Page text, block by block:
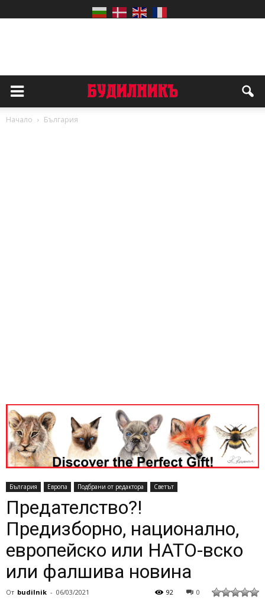
Начало България
България Европа Подбрани от редактора Светът
Предателство?!
Предизборно, национално,
европейско или НАТО-вско
или фалшива новина
От budilnik - 06/03/2021 0
92